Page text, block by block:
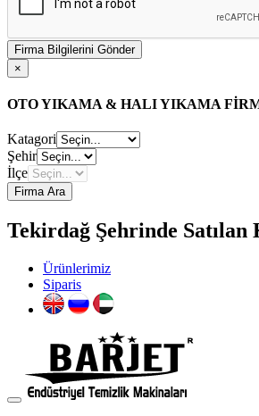
Firma Bilgilerini Gönder
×
OTO YIKAMA & HALI YIKAMA
Katagori
Şehir
İlçe
Firma Ara
Tekirdağ Şehrinde
Ürünlerimiz
Siparis